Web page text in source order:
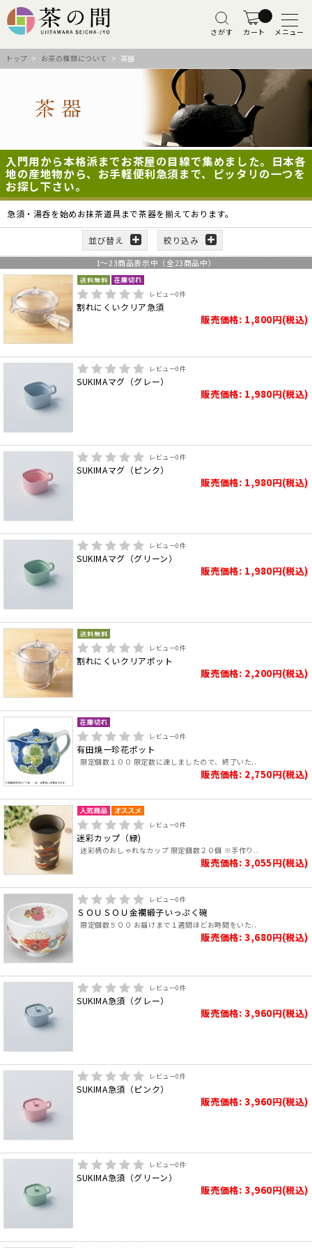
さがす カート メニュー
トップ > お茶の種類について > 茶器
入門用から本格派までお茶屋の目線で集めました。日本各
地の産地物から、お手軽便利急須まで、ピッタリの一つを
お探し下さい。
急須・湯呑を始めお抹茶道具まで茶器を揃えております。
並び替え 絞り込み
1～23商品表示中（全23商品中）
レビュー0件
割れにくいクリア急須
販売価格: 1,800円(税込)
レビュー0件
SUKIMAマグ（グレー）
販売価格: 1,980円(税込)
レビュー0件
SUKIMAマグ（ピンク）
販売価格: 1,980円(税込)
レビュー0件
SUKIMAマグ（グリーン）
販売価格: 1,980円(税込)
レビュー0件
割れにくいクリアポット
販売価格: 2,200円(税込)
レビュー0件
有田焼一珍花ポット
限定個数１００ 限定数に達しましたので、終了いた..
販売価格: 2,750円(税込)
レビュー0件
迷彩カップ（緑)
迷彩柄のおしゃれなカップ 限定個数２０個 ※手作り..
販売価格: 3,055円(税込)
レビュー0件
ＳＯＵＳＯＵ金襴緞子いっぷく碗
限定個数５００ お届けまで１週間ほどお時間をいた..
販売価格: 3,680円(税込)
レビュー0件
SUKIMA急須（グレー）
販売価格: 3,960円(税込)
レビュー0件
SUKIMA急須（ピンク）
販売価格: 3,960円(税込)
レビュー0件
SUKIMA急須（グリーン）
販売価格: 3,960円(税込)